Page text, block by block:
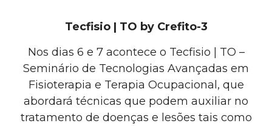
Tecfisio | TO by Crefito-3
Nos dias 6 e 7 acontece o Tecfisio | TO –
Seminário de Tecnologias Avançadas em
Fisioterapia e Terapia Ocupacional, que
abordará técnicas que podem auxiliar no
tratamento de doenças e lesões tais como